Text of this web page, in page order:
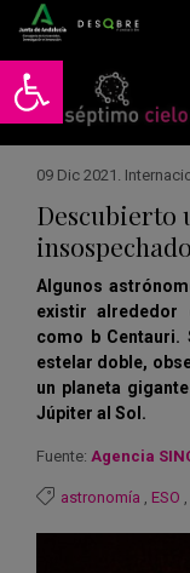
Abrir barra de
09 Dic 2021 .
Descubierto
insospechado
Algunos
existir alrededor
como b Centauri.
estelar doble,
un planeta
Júpiter al Sol.
Fuente: Agencia
astronomía , ESO ,